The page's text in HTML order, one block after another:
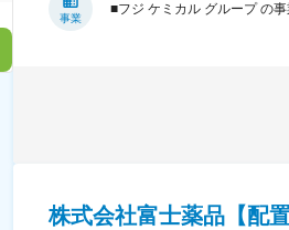
事業
■フジ ケミカル グループ の
株式会社富士薬品【配